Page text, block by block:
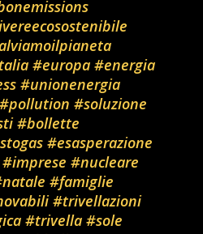
#europa #energia
#unionenergia
#pollution #soluzione
#bollette
#esasperazione
#imprese #nucleare
#famiglie
#trivellazioni
#trivella #sole